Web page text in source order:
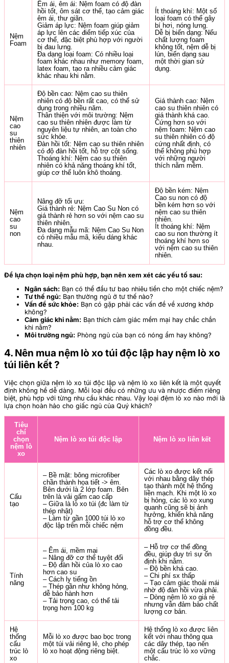
Nệm
Foam
Êm ái, êm ái: Nệm foam có độ đàn
hồi tốt, ôm sát cơ thể, tạo cảm giác
êm ái, thư giãn.
Giảm áp lực: Nệm foam giúp giảm
áp lực lên các điểm tiếp xúc của
cơ thể, đặc biệt phù hợp với người
bị đau lưng.
Đa dạng loại foam: Có nhiều loại
foam khác nhau như memory foam,
latex foam, tạo ra nhiều cảm giác
khác nhau khi nằm.
Ít thoáng khí: Một số
loại foam có thể gây
bí hơi, nóng lưng.
Dễ bị biến dạng: Nếu
chất lượng foam
không tốt, nệm dễ bị
lún, biến dạng sau
một thời gian sử
dụng.
Nệm
cao
su
thiên
nhiên
Độ bền cao: Nệm cao su thiên
nhiên có độ bền rất cao, có thể sử
dụng trong nhiều năm.
Thân thiện với môi trường: Nệm
cao su thiên nhiên được làm từ
nguyên liệu tự nhiên, an toàn cho
sức khỏe.
Đàn hồi tốt: Nệm cao su thiên nhiên
có độ đàn hồi tốt, hỗ trợ cột sống.
Thoáng khí: Nệm cao su thiên
nhiên có khả năng thoáng khí tốt,
giúp cơ thể luôn khô thoáng.
Giá thành cao: Nệm
cao su thiên nhiên có
giá thành khá cao.
Cứng hơn so với
nệm foam: Nệm cao
su thiên nhiên có độ
cứng nhất định, có
thể không phù hợp
với những người
thích nằm mềm.
Nệm
cao
su
non
Nâng đỡ tối ưu:
Giá thành rẻ: Nệm Cao Su Non có
giá thành rẻ hơn so với nệm cao su
thiên nhiên.
Đa dạng mẫu mã: Nệm Cao Su Non
có nhiều mẫu mã, kiểu dáng khác
nhau.
Độ bền kém: Nệm
Cao su non có độ
bền kém hơn so với
nệm cao su thiên
nhiên.
Ít thoáng khí: Nệm
cao su non thường ít
thoáng khí hơn so
với nệm cao su thiên
nhiên.
Để lựa chọn loại nệm phù hợp, bạn nên xem xét các yếu tố sau:
Ngân sách: Bạn có thể đầu tư bao nhiêu tiền cho một chiếc nệm?
Tư thế ngủ: Bạn thường ngủ ở tư thế nào?
Vấn đề sức khỏe: Bạn có gặp phải các vấn đề về xương khớp
không?
Cảm giác khi nằm: Bạn thích cảm giác mềm mại hay chắc chắn
khi nằm?
Môi trường ngủ: Phòng ngủ của bạn có nóng ẩm hay không?
4. Nên mua nệm lò xo túi độc lập hay nệm lò xo
túi liên kết ?
Việc chọn giữa nệm lò xo túi độc lập và nệm lò xo liên kết là một quyết
định không hề dễ dàng. Mỗi loại đều có những ưu và nhược điểm riêng
biệt, phù hợp với từng nhu cầu khác nhau. Vậy loại đệm lò xo nào mới là
lựa chọn hoàn hảo cho giấc ngủ của Quý khách?
Tiêu
chí
chọn
nệm lò
xo
Nệm lò xo túi độc lập Nệm lò xo liên kết
Cấu
tạo
– Bề mặt: bông microfiber
chần thành họa tiết -> êm.
Bên dưới là 2 lớp foam. Bên
trên là vải gấm cao cấp
– Giữa là lò xo túi (đc làm từ
thép nhật)
– Làm từ gần 1000 túi lò xo
độc lập trên mỗi chiếc nệm
Các lò xo được kết nối
với nhau bằng dây thép
tạo thành một hệ thống
liền mạch. Khi một lò xo
bị hỏng, các lò xo xung
quanh cũng sẽ bị ảnh
hưởng, khiến khả năng
hỗ trợ cơ thể không
đồng đều.
Tính
năng
– Êm ái, mềm mại
– Nâng đỡ cơ thể tuyệt đối
– Độ đàn hồi của lò xo cao
hơn cao su
– Cách ly tiếng ồn
– Thép gần như không hỏng,
dễ bảo hành hơn
– Tải trọng cao, có thể tải
trọng hơn 100 kg
– Hỗ trợ cơ thể đồng
đều, giúp duy trì sự ổn
định khi nằm.
– Độ bền khá cao.
– Chi phí sx thấp
– Tạo cảm giác thoải mái
nhờ độ đàn hồi vừa phải.
– Dòng nệm lò xo giá rẻ
nhưng vẫn đảm bảo chất
lượng cơ bản.
Hệ
thống
cấu
trúc lò
xo
Mỗi lò xo được bao bọc trong
một túi vải riêng lẻ, cho phép
lò xo hoạt động riêng biệt.
Hệ thống lò xo được liên
kết với nhau thông qua
các dây thép, tạo nên
một cấu trúc lò xo vững
chắc.